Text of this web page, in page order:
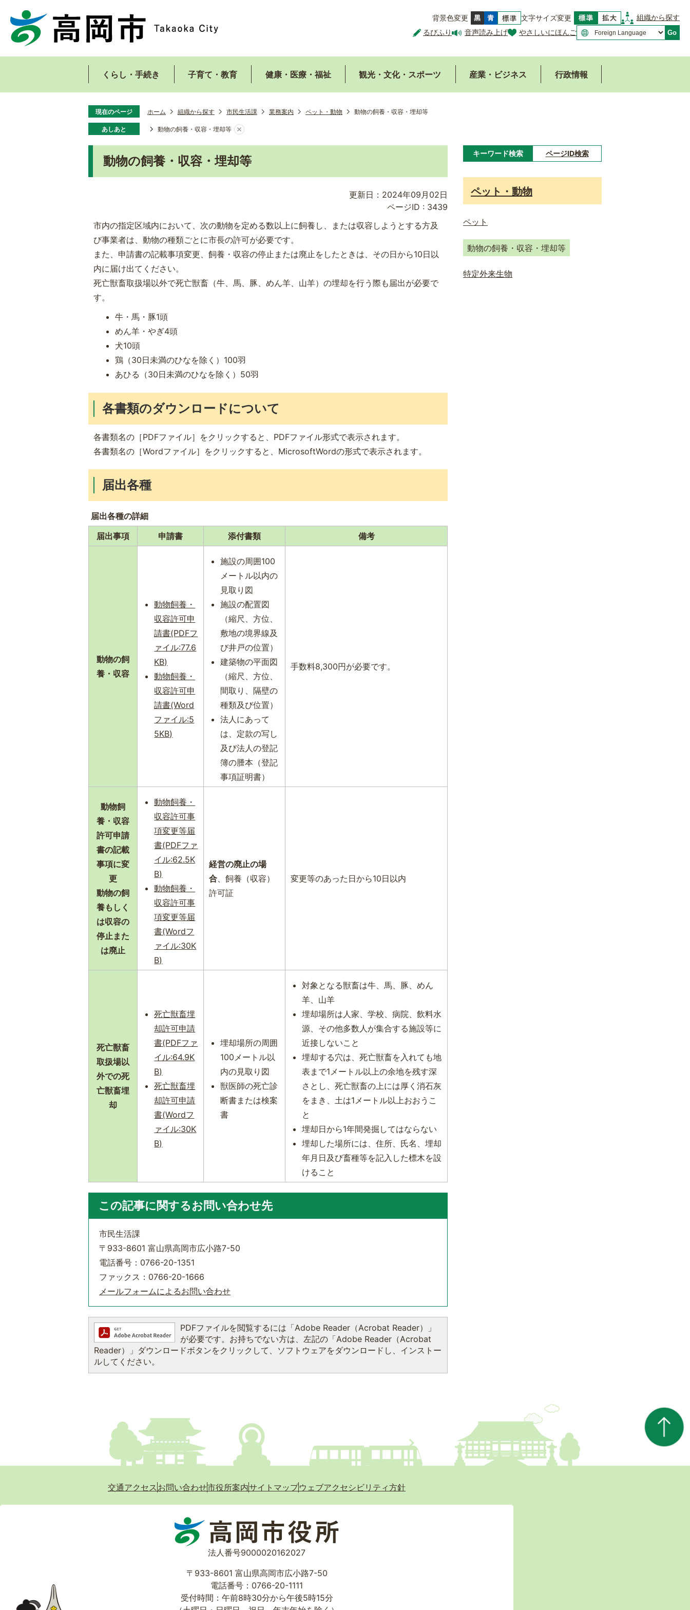
背景色変更 文字サイズ変更
組織から探す
るびふり
音声読み上げ やさしいにほんご Go
くらし・手続き 子育て・教育 健康・医療・福祉 観光・文化・スポーツ 産業・ビジネス 行政情報
現在のページ ホーム 組織から探す 市民生活課 業務案内 ペット・動物 動物の飼養・収容・埋却等
あしあと 動物の飼養・収容・埋却等
動物の飼養・収容・埋却等
更新日：2024年09月02日
ページID : 3439
市内の指定区域内において、次の動物を定める数以上に飼養し、または収容しようとする方及
び事業者は、動物の種類ごとに市長の許可が必要です。
また、申請書の記載事項変更、飼養・収容の停止または廃止をしたときは、その日から10日以
内に届け出てください。
死亡獣畜取扱場以外で死亡獣畜（牛、馬、豚、めん羊、山羊）の埋却を行う際も届出が必要で
す。
牛・馬・豚1頭
めん羊・やぎ4頭
犬10頭
鶏（30日未満のひなを除く）100羽
あひる（30日未満のひなを除く）50羽
各書類のダウンロードについて
各書類名の［PDFファイル］をクリックすると、PDFファイル形式で表示されます。
各書類名の［Wordファイル］をクリックすると、MicrosoftWordの形式で表示されます。
届出各種
届出各種の詳細
届出事項
申請書 添付書類 備考
動物の飼
養・収容
動物飼養・
収容許可申
請書(PDFフ
ァイル:77.6
KB)
動物飼養・
収容許可申
請書(Word
ファイル:5
5KB)
施設の周囲100
メートル以内の
見取り図
施設の配置図
（縮尺、方位、
敷地の境界線及
び井戸の位置）
建築物の平面図
（縮尺、方位、
間取り、隔壁の
種類及び位置）
法人にあって
は、定款の写し
及び法人の登記
簿の謄本（登記
事項証明書）
手数料8,300円が必要です。
動物飼
養・収容
許可申請
書の記載
事項に変
更
動物の飼
養もしく
は収容の
停止また
は廃止
動物飼養・
収容許可事
項変更等届
書(PDFファ
イル:62.5K
B)
動物飼養・
収容許可事
項変更等届
書(Wordフ
ァイル:30K
B)
経営の廃止の場
合、飼養（収容）
許可証
変更等のあった日から10日以内
死亡獣畜
取扱場以
外での死
亡獣畜埋
却
死亡獣畜埋
却許可申請
書(PDFファ
イル:64.9K
B)
死亡獣畜埋
却許可申請
書(Wordフ
ァイル:30K
B)
埋却場所の周囲
100メートル以
内の見取り図
獣医師の死亡診
断書または検案
書
対象となる獣畜は牛、馬、豚、めん
羊、山羊
埋却場所は人家、学校、病院、飲料水
源、その他多数人が集合する施設等に
近接しないこと
埋却する穴は、死亡獣畜を入れても地
表まで1メートル以上の余地を残す深
さとし、死亡獣畜の上には厚く消石灰
をまき、土は1メートル以上おおうこ
と
埋却日から1年間発掘してはならない
埋却した場所には、住所、氏名、埋却
年月日及び畜種等を記入した標木を設
けること
この記事に関するお問い合わせ先
市民生活課
〒933-8601 富山県高岡市広小路7-50
電話番号：0766-20-1351
ファックス：0766-20-1666
メールフォームによるお問い合わせ
PDFファイルを閲覧するには「Adobe Reader（Acrobat Reader）」
が必要です。お持ちでない方は、左記の「Adobe Reader（Acrobat
Reader）」ダウンロードボタンをクリックして、ソフトウェアをダウンロードし、インストー
ルしてください。
キーワード検索 ページID検索
ワ
ー
検
ペット・動物
ペット
動物の飼養・収容・埋却等
特定外来生物
交通アクセス お問い合わせ市役所案内サイトマップウェブアクセシビリティ方針
法人番号9000020162027
〒933-8601 富山県高岡市広小路7-50
電話番号：0766-20-1111
受付時間：午前8時30分から午後5時15分